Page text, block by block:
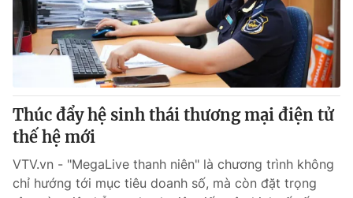
Thúc đẩy hệ sinh thái thương mại điện tử
thế hệ mới
VTV.vn - "MegaLive thanh niên" là chương trình không
chỉ hướng tới mục tiêu doanh số, mà còn đặt trọng